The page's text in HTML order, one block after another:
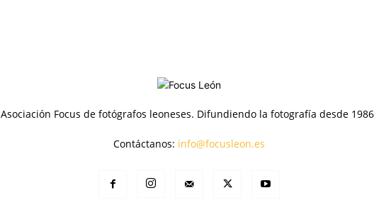
Asociación Focus de fotógrafos leoneses. Difundiendo la fotografía desde
Contáctanos: info@focusleon.es